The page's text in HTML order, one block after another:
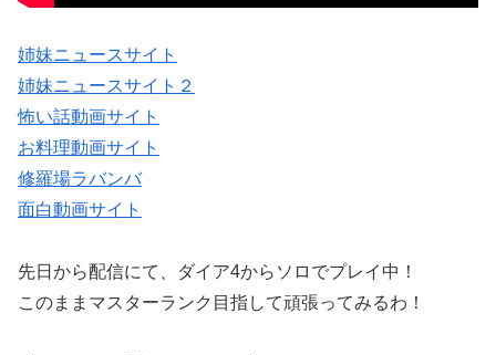
姉妹ニュースサイト
姉妹ニュースサイト２
怖い話動画サイト
お料理動画サイト
修羅場ラバンバ
面白動画サイト
先日から配信にて、ダイア4からソロでプレイ中！
このままマスターランク目指して頑張ってみるわ！